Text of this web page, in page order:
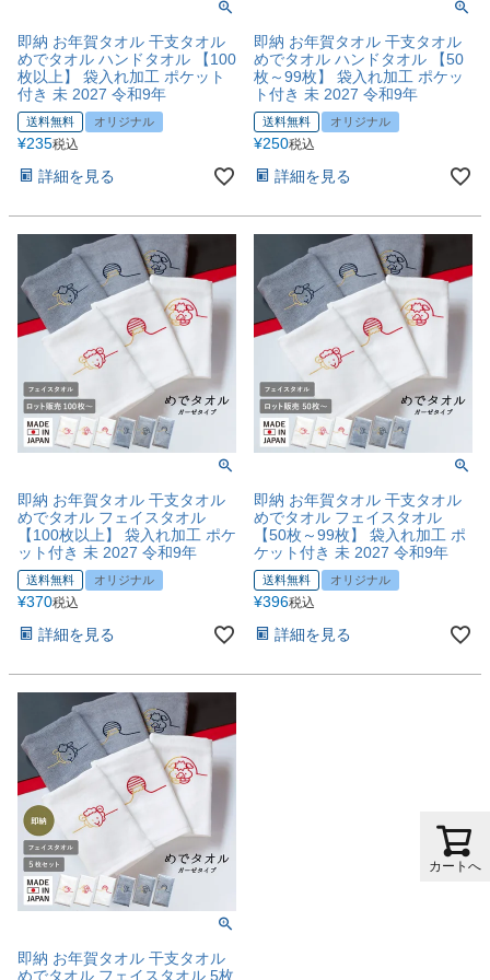
即納 お年賀タオル 干支タオル
めでタオル ハンドタオル 【100
枚以上】 袋入れ加工 ポケット
付き 未 2027 令和9年
送料無料 オリジナル
¥235税込
詳細を見る
即納 お年賀タオル 干支タオル
めでタオル ハンドタオル 【50
枚～99枚】 袋入れ加工 ポケッ
ト付き 未 2027 令和9年
送料無料 オリジナル
¥250税込
詳細を見る
即納 お年賀タオル 干支タオル
めでタオル フェイスタオル
【100枚以上】 袋入れ加工 ポケ
ット付き 未 2027 令和9年
送料無料 オリジナル
¥370税込
詳細を見る
即納 お年賀タオル 干支タオル
めでタオル フェイスタオル
【50枚～99枚】 袋入れ加工 ポ
ケット付き 未 2027 令和9年
送料無料 オリジナル
¥396税込
詳細を見る
即納 お年賀タオル 干支タオル
めでタオル フェイスタオル 5枚
カートへ